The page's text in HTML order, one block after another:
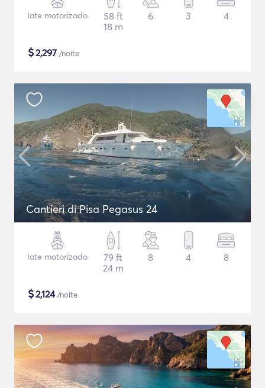
Iate motorizado
58 ft
18 m
6 3 4
$2,297 /noite
Cantieri di Pisa Pegasus 24
Iate motorizado
79 ft
24 m
8 4 8
$2,124/noite